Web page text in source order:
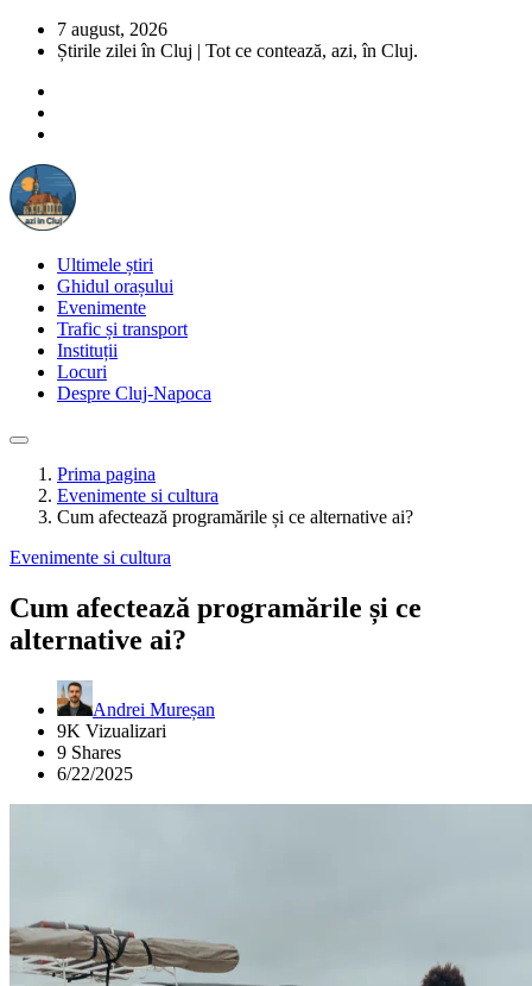
7 august, 2026
Știrile zilei în Cluj | Tot ce contează, azi, în Cluj.
Ultimele știri
Ghidul orașului
Evenimente
Trafic și transport
Instituții
Locuri
Despre Cluj-Napoca
Prima pagina
Evenimente si cultura
Cum afectează programările și ce alternative ai?
Evenimente si cultura
Cum afectează programările și ce
alternative ai?
Andrei Mureșan
9K Vizualizari
9 Shares
6/22/2025